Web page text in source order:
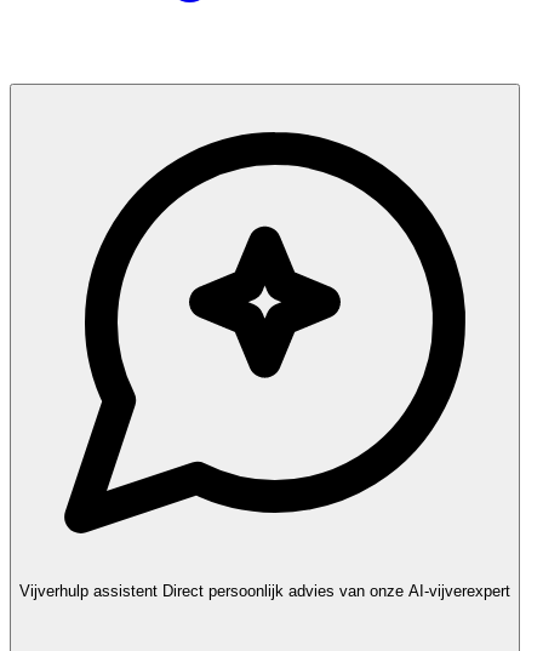
Vijverhulp assistent Direct persoonlijk advies van onze AI-vijverexpert